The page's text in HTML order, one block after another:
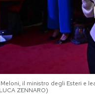
il ministro degli Esteri e
ZENNARO)